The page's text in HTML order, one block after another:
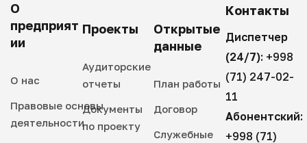
О
предприят
ии
О нас
Правовые основы
деятельности
Проекты
Аудиторские
отчеты
Документы
по проекту
Открытые
данные
План работы
Договор
Служебные
Контакты
Диспетчер
(24/7): +998
(71) 247-02-
11
Абонентский:
+998 (71)